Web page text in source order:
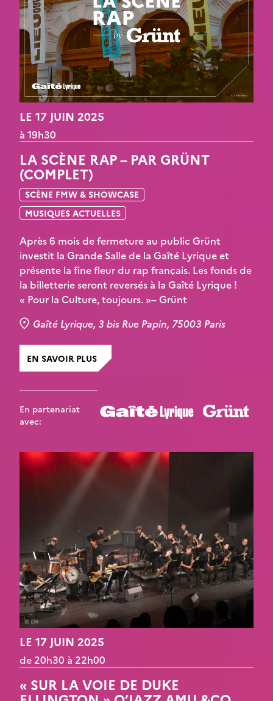
LE 17 JUIN 2025
à 19h30
LA SCÈNE RAP – PAR GRÜNT
(COMPLET)
SCÈNE FMW & SHOWCASE
MUSIQUES ACTUELLES
Après 6 mois de fermeture au public Grünt
investit la Grande Salle de la Gaîté Lyrique et
présente la fine fleur du rap français. Les fonds de
la billetterie seront reversés à la Gaîté Lyrique !
« Pour la Culture, toujours. »– Grünt
Gaîté Lyrique, 3 bis Rue Papin, 75003 Paris
EN SAVOIR PLUS
En partenariat
avec:
LE 17 JUIN 2025
de 20h30 à 22h00
« SUR LA VOIE DE DUKE